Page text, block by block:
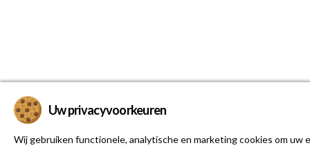
Uw privacyvoorkeuren
Wij gebruiken functionele, analytische en marketing cookies om uw